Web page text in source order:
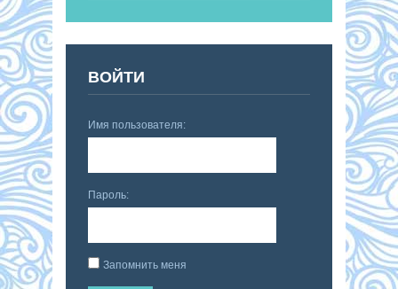
ВОЙТИ
Имя пользователя:
Пароль:
Запомнить меня